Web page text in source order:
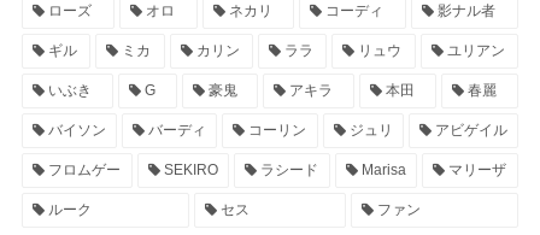
ローズ オロ ネカリ コーディ 影ナル者
ギル ミカ カリン ララ リュウ ユリアン
いぶき G 豪鬼 アキラ 本田 春麗
バイソン バーディ コーリン ジュリ アビゲイル
フロムゲー SEKIRO ラシード Marisa マリーザ
ルーク セス ファン